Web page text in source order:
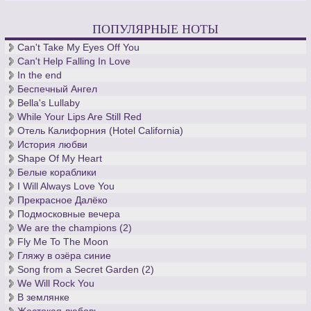
ПОПУЛЯРНЫЕ НОТЫ
Can't Take My Eyes Off You
Can't Help Falling In Love
In the end
Беспечный Ангел
Bella's Lullaby
While Your Lips Are Still Red
Отель Калифорния (Hotel California)
История любви
Shape Of My Heart
Белые кораблики
I Will Always Love You
Прекрасное Далёко
Подмосковные вечера
We are the champions (2)
Fly Me To The Moon
Гляжу в озёра синие
Song from a Secret Garden (2)
We Will Rock You
В землянке